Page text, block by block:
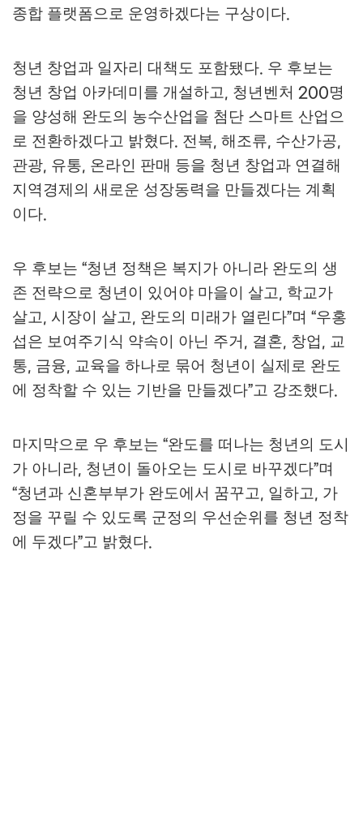
종합 플랫폼으로 운영하겠다는 구상이다.
청년 창업과 일자리 대책도 포함됐다. 우 후보는
청년 창업 아카데미를 개설하고, 청년벤처 200명
을 양성해 완도의 농수산업을 첨단 스마트 산업으
로 전환하겠다고 밝혔다. 전복, 해조류, 수산가공,
관광, 유통, 온라인 판매 등을 청년 창업과 연결해
지역경제의 새로운 성장동력을 만들겠다는 계획
이다.
우 후보는 “청년 정책은 복지가 아니라 완도의 생
존 전략으로 청년이 있어야 마을이 살고, 학교가
살고, 시장이 살고, 완도의 미래가 열린다”며 “우홍
섭은 보여주기식 약속이 아닌 주거 , 결혼, 창업, 교
통, 금융, 교육을 하나로 묶어 청년이 실제로 완도
에 정착할 수 있는 기반을 만들겠다”고 강조했다.
마지막으로 우 후보는 “완도를 떠나는 청년의 도시
가 아니라, 청년이 돌아오는 도시로 바꾸겠다”며
“청년과 신혼부부가 완도에서 꿈꾸고, 일하고, 가
정을 꾸릴 수 있도록 군정의 우선순위를 청년 정착
에 두겠다”고 밝혔다.